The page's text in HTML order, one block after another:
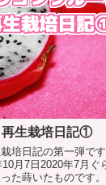
生栽培日記①
培日記の第一弾で
月7日2020年7月ぐ
た蒔いたものです